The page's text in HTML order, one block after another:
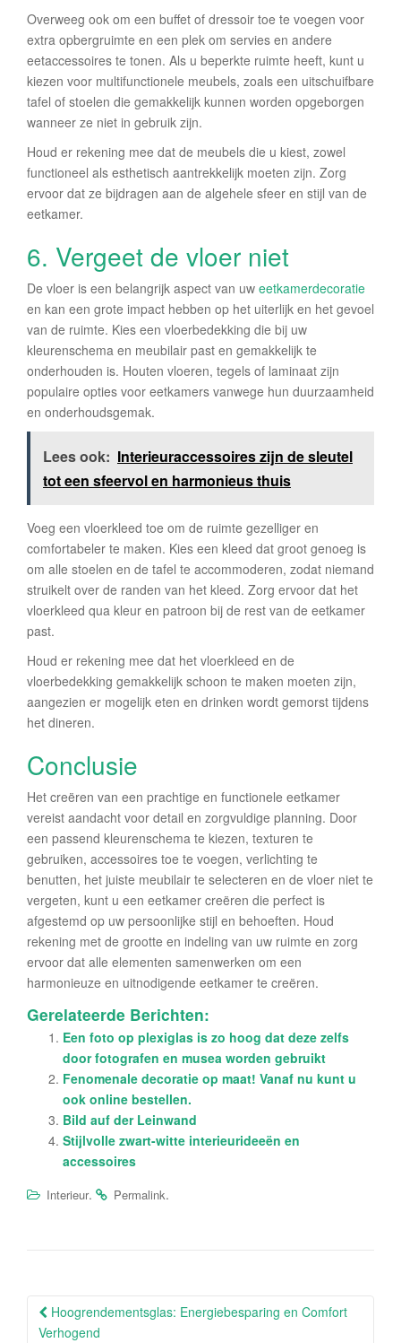
Overweeg ook om een ​​buffet of dressoir toe te voegen voor
extra opbergruimte en een plek om servies en andere
eetaccessoires te tonen. Als u beperkte ruimte heeft, kunt u
kiezen voor multifunctionele meubels, zoals een uitschuifbare
tafel of stoelen die gemakkelijk kunnen worden opgeborgen
wanneer ze niet in gebruik zijn.
Houd er rekening mee dat de meubels die u kiest, zowel
functioneel als esthetisch aantrekkelijk moeten zijn. Zorg
ervoor dat ze bijdragen aan de algehele sfeer en stijl van de
eetkamer.
6. Vergeet de vloer niet
De vloer is een belangrijk aspect van uw eetkamerdecoratie
en kan een grote impact hebben op het uiterlijk en het gevoel
van de ruimte. Kies een vloerbedekking die bij uw
kleurenschema en meubilair past en gemakkelijk te
onderhouden is. Houten vloeren, tegels of laminaat zijn
populaire opties voor eetkamers vanwege hun duurzaamheid
en onderhoudsgemak.
Lees ook: Interieuraccessoires zijn de sleutel
tot een sfeervol en harmonieus thuis
Voeg een vloerkleed toe om de ruimte gezelliger en
comfortabeler te maken. Kies een kleed dat groot genoeg is
om alle stoelen en de tafel te accommoderen, zodat niemand
struikelt over de randen van het kleed. Zorg ervoor dat het
vloerkleed qua kleur en patroon bij de rest van de eetkamer
past.
Houd er rekening mee dat het vloerkleed en de
vloerbedekking gemakkelijk schoon te maken moeten zijn,
aangezien er mogelijk eten en drinken wordt gemorst tijdens
het dineren.
Conclusie
Het creëren van een prachtige en functionele eetkamer
vereist aandacht voor detail en zorgvuldige planning. Door
een passend kleurenschema te kiezen, texturen te
gebruiken, accessoires toe te voegen, verlichting te
benutten, het juiste meubilair te selecteren en de vloer niet te
vergeten, kunt u een eetkamer creëren die perfect is
afgestemd op uw persoonlijke stijl en behoeften. Houd
rekening met de grootte en indeling van uw ruimte en zorg
ervoor dat alle elementen samenwerken om een ​​
harmonieuze en uitnodigende eetkamer te creëren.
Gerelateerde Berichten:
Een foto op plexiglas is zo hoog dat deze zelfs
door fotografen en musea worden gebruikt
Fenomenale decoratie op maat! Vanaf nu kunt u
ook online bestellen.
Bild auf der Leinwand
Stijlvolle zwart-witte interieurideeën en
accessoires
Interieur. Permalink.
Berichtnavigatie
Hoogrendementsglas: Energiebesparing en Comfort
Verhogend